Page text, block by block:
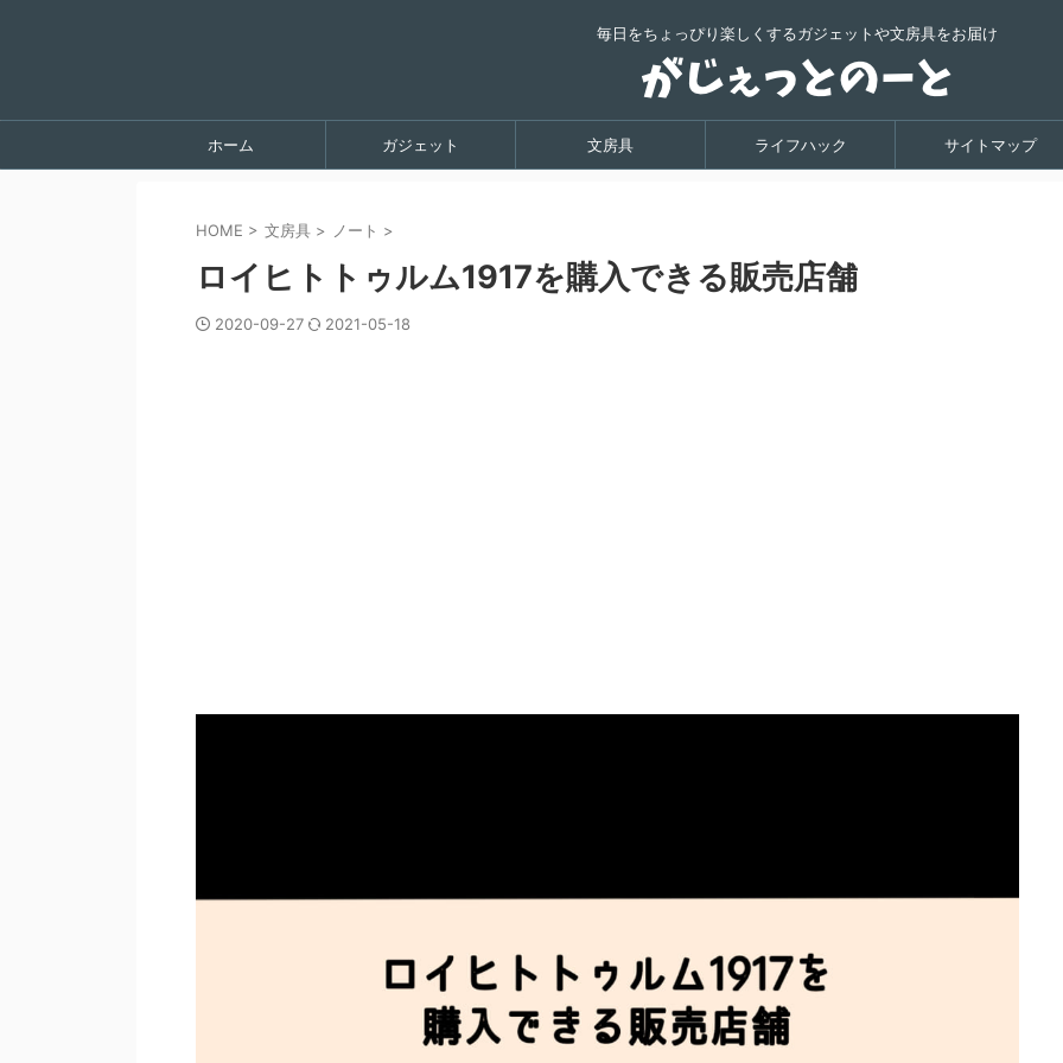
毎日をちょっぴり楽しくするガジェットや文房具をお届け
ホーム ガジェット 文房具 ライフハック サイトマップ
HOME > 文房具 > ノート >
ロイヒトトゥルム1917を購入できる販売店舗
2020-09-27 2021-05-18